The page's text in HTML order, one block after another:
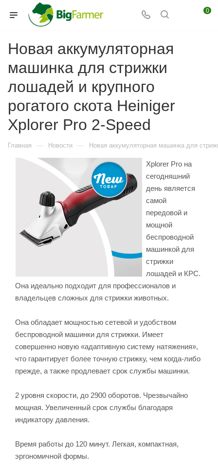
0
Новая аккумуляторная
машинка для стрижки
лошадей и крупного
рогатого скота Heiniger
Xplorer Pro 2-Speed
Главная — Новости — Новая аккумуляторная машинка для
Xplorer Pro на
сегодняшний
день является
самой
передовой и
мощной
беспроводной
машинкой для
стрижки
лошадей и КРС.
Она идеально подходит для профессионалов и
владельцев сложных для стрижки животных.
Она обладает мощностью сетевой и удобством
беспроводной машинки для стрижки. Имеет
совершенно новую «адаптивную систему натяжения»,
что гарантирует более точную стрижку, чем когда-либо
прежде, а также продлевает срок службы машинки.
2 уровня скорости, до 2900 оборотов. Чрезвычайно
мощная. Увеличенный срок службы благодаря
индикатору давления.
Время работы до 120 минут. Легкая, компактная,
эргономичной формы.